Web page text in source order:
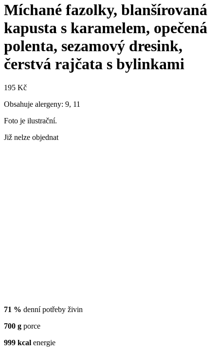
Míchané fazolky, blanšírovaná
kapusta s karamelem, opečená
polenta, sezamový dresink,
čerstvá rajčata s bylinkami
195 Kč
Obsahuje alergeny: 9, 11
Foto je ilustrační.
Již nelze objednat
71 % denní potřeby živin
700 g porce
999 kcal energie